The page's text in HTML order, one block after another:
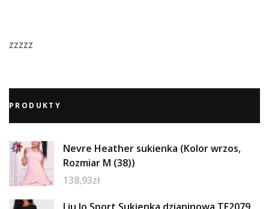
zzzzz
PRODUKTY
Nevre Heather sukienka (Kolor wrzos,
Rozmiar M (38))
138,93zł